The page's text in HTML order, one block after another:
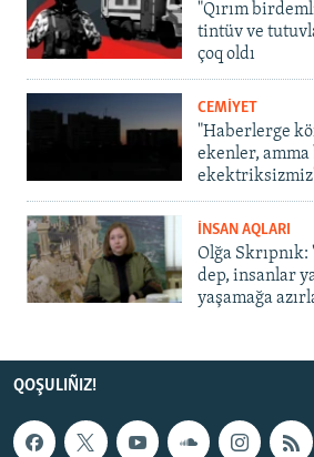
"Qırım
tintüv ve
çoq oldı
CEMİYET
"Haberlerge
ekenler,
İNSAN AQLARI
Olğa Skrıpnık:
dep, insanlar
yaşamağa
QOŞULIÑIZ!